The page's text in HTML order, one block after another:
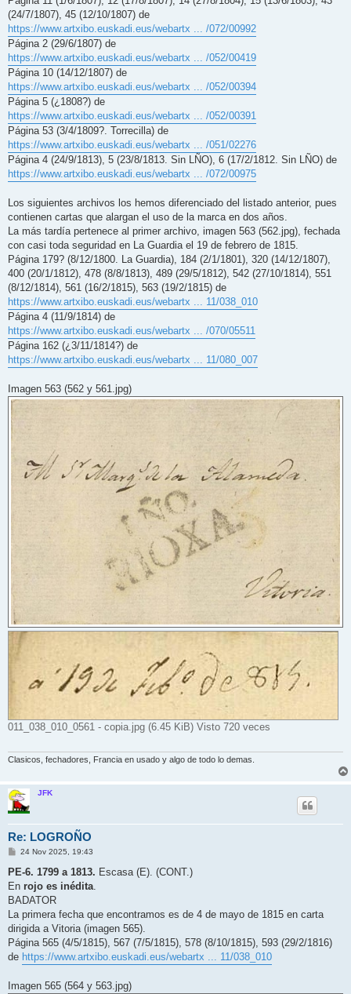
(24/7/1807), 45 (12/10/1807) de
https://www.artxibo.euskadi.eus/webartx ... /072/00992
Página 2 (29/6/1807) de
https://www.artxibo.euskadi.eus/webartx ... /052/00419
Página 10 (14/12/1807) de
https://www.artxibo.euskadi.eus/webartx ... /052/00394
Página 5 (¿1808?) de
https://www.artxibo.euskadi.eus/webartx ... /052/00391
Página 53 (3/4/1809?. Torrecilla) de
https://www.artxibo.euskadi.eus/webartx ... /051/02276
Página 4 (24/9/1813), 5 (23/8/1813. Sin LÑO), 6 (17/2/1812. Sin LÑO) de
https://www.artxibo.euskadi.eus/webartx ... /072/00975
Los siguientes archivos los hemos diferenciado del listado anterior, pues
contienen cartas que alargan el uso de la marca en dos años.
La más tardía pertenece al primer archivo, imagen 563 (562.jpg), fechada
con casi toda seguridad en La Guardia el 19 de febrero de 1815.
Página 179? (8/12/1800. La Guardia), 184 (2/1/1801), 320 (14/12/1807),
400 (20/1/1812), 478 (8/8/1813), 489 (29/5/1812), 542 (27/10/1814), 551
(8/12/1814), 561 (16/2/1815), 563 (19/2/1815) de
https://www.artxibo.euskadi.eus/webartx ... 11/038_010
Página 4 (11/9/1814) de
https://www.artxibo.euskadi.eus/webartx ... /070/05511
Página 162 (¿3/11/1814?) de
https://www.artxibo.euskadi.eus/webartx ... 11/080_007
Imagen 563 (562 y 561.jpg)
011_038_010_0561 - copia.jpg (6.45 KiB) Visto 720 veces
Clasicos, fechadores, Francia en usado y algo de todo lo demas.
JFK
Re: LOGROÑO
M
n
a
j
24 Nov 2025, 19:43
PE-6. 1799 a 1813. Escasa (E). (CONT.)
En rojo es inédita.
BADATOR
La primera fecha que encontramos es de 4 de mayo de 1815 en carta
dirigida a Vitoria (imagen 565).
Página 565 (4/5/1815), 567 (7/5/1815), 578 (8/10/1815), 593 (29/2/1816)
de https://www.artxibo.euskadi.eus/webartx ... 11/038_010
Imagen 565 (564 y 563.jpg)